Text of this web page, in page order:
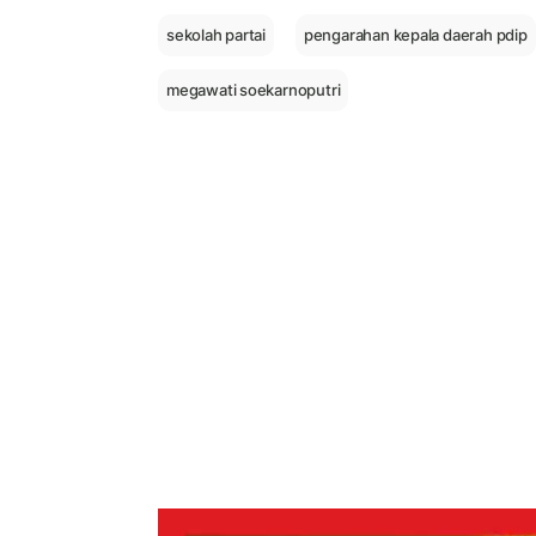
sekolah partai pengarahan kepala daerah pdip
megawati soekarnoputri